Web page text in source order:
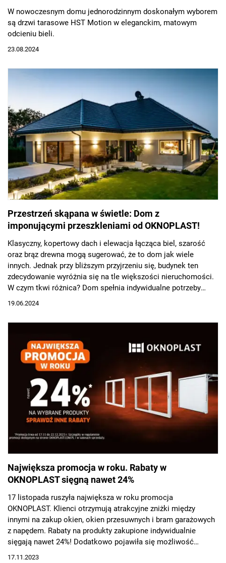
W nowoczesnym domu jednorodzinnym doskonałym wyborem
są drzwi tarasowe HST Motion w eleganckim, matowym
odcieniu bieli.
23.08.2024
Przestrzeń skąpana w świetle: Dom z
imponującymi przeszkleniami od OKNOPLAST!
Klasyczny, kopertowy dach i elewacja łącząca biel, szarość
oraz brąz drewna mogą sugerować, że to dom jak wiele
innych. Jednak przy bliższym przyjrzeniu się, budynek ten
zdecydowanie wyróżnia się na tle większości nieruchomości.
W czym tkwi różnica? Dom spełnia indywidualne potrzeby
inwestorów, kładąc nacisk na komfort. Znajduje się w nim
przeszklenia od OKNOPLAST, zastępujące tradycyjne ściany.
19.06.2024
Największa promocja w roku. Rabaty w
OKNOPLAST sięgną nawet 24%
17 listopada ruszyła największa w roku promocja
OKNOPLAST. Klienci otrzymują atrakcyjne zniżki między
innymi na zakup okien, okien przesuwnych i bram garażowych
z napędem. Rabaty na produkty zakupione indywidualnie
sięgają nawet 24%! Dodatkowo pojawiła się możliwość
zakupu pakietów promocyjnych, dzięki którym zniżka może
17.11.2023